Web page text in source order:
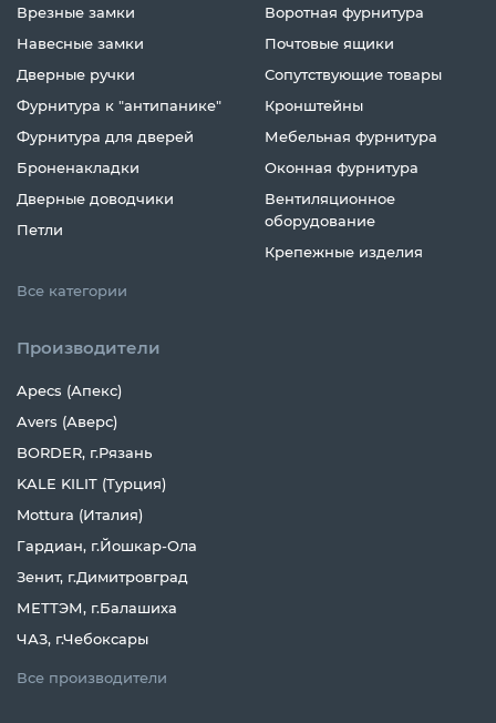
Врезные замки
Навесные замки
Дверные ручки
Фурнитура к "антипанике"
Фурнитура для дверей
Броненакладки
Дверные доводчики
Петли
Воротная фурнитура
Почтовые ящики
Сопутствующие товары
Кронштейны
Мебельная фурнитура
Оконная фурнитура
Вентиляционное
оборудование
Крепежные изделия
Все категории
Производители
Apecs (Апекс)
Avers (Аверс)
BORDER, г.Рязань
KALE KILIT (Турция)
Mottura (Италия)
Гардиан, г.Йошкар-Ола
Зенит, г.Димитровград
МЕТТЭМ, г.Балашиха
ЧАЗ, г.Чебоксары
Все производители